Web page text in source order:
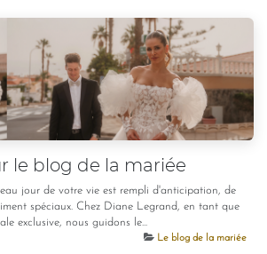
le blog de la mariée
jour de votre vie est rempli d'anticipation, de
spéciaux. Chez Diane Legrand, en tant que
exclusive, nous guidons le...
Le blog de la mariée